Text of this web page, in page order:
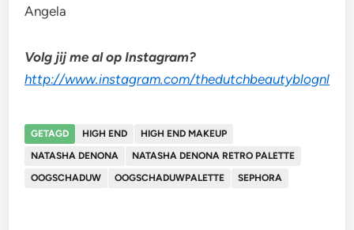
Angela
Volg jij me al op Instagram?
http://www.instagram.com/thedutchbeautyblognl
GETAGD HIGH END
HIGH END MAKEUP
NATASHA DENONA
NATASHA DENONA RETRO PALETTE
OOGSCHADUW
OOGSCHADUWPALETTE SEPHORA